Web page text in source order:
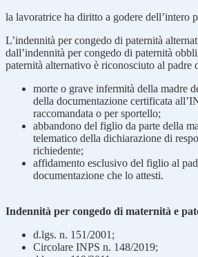
la lavoratrice ha diritto a godere dell’intero
L’indennità per congedo di paternità
dall’indennità per congedo di paternità
paternità alternativo è riconosciuto al padre
morte o grave infermità della madre
della documentazione certificata
raccomandata o per sportello;
abbandono del figlio da parte della
telematico della dichiarazione di
richiedente;
affidamento esclusivo del figlio al
documentazione che lo attesti.
Indennità per congedo di maternità e
d.lgs. n. 151/2001;
Circolare INPS n. 148/2019;